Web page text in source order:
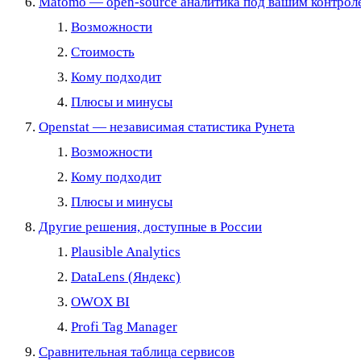
Возможности
Стоимость
Кому подходит
Плюсы и минусы
Openstat — независимая статистика Рунета
Возможности
Кому подходит
Плюсы и минусы
Другие решения, доступные в России
Plausible Analytics
DataLens (Яндекс)
OWOX BI
Profi Tag Manager
Сравнительная таблица сервисов